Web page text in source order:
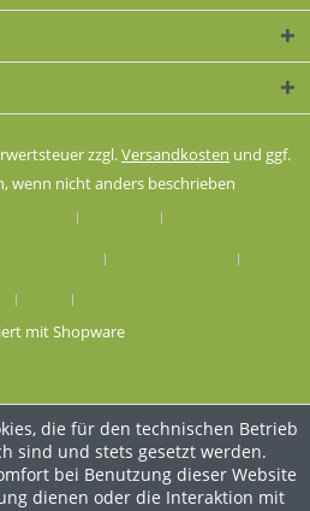
zzgl.Versandkosten und ggf.
wenn nicht anders beschrieben
mit Shopware
die für den technischen Betrieb
sind und stets gesetzt werden.
bei Benutzung dieser Website
dienen oder die Interaktion mit